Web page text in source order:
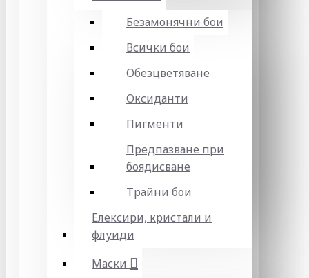
Безамонячни бои
Всички бои
Обезцветяване
Оксиданти
Пигменти
Предпазване при
боядисване
Трайни бои
Елексири, кристали и
флуиди
Маски